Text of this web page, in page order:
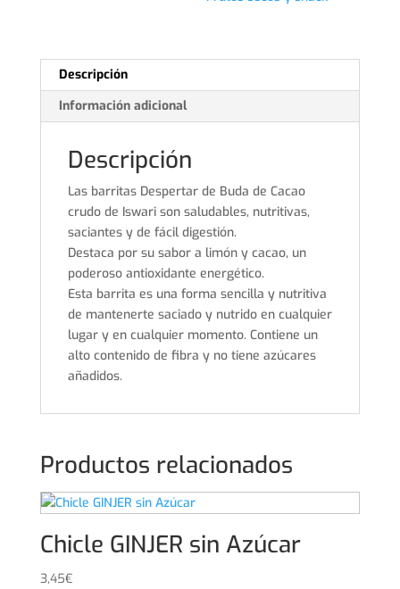
Descripción
Información adicional
Descripción
Las barritas Despertar de Buda de Cacao
crudo de Iswari son saludables, nutritivas,
saciantes y de fácil digestión.
Destaca por su sabor a limón y cacao, un
poderoso antioxidante energético.
Esta barrita es una forma sencilla y nutritiva
de mantenerte saciado y nutrido en cualquier
lugar y en cualquier momento. Contiene un
alto contenido de fibra y no tiene azúcares
añadidos.
Productos relacionados
Chicle GINJER sin Azúcar
3,45€